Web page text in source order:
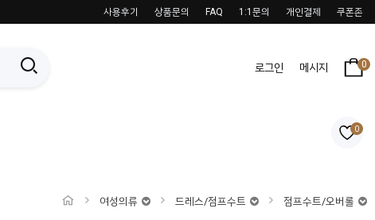
사용후기 상품문의 FAQ 1:1문의 개인결제 쿠폰존
로그인 메시지 0
0
여성의류 드레스/점프수트 점프수트/오버롤